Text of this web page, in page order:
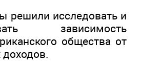
решили исследовать и
зависимость
общества от
доходов.